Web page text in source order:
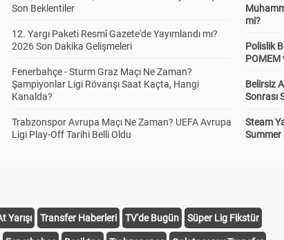
Son Beklentiler
12. Yargı Paketi Resmî Gazete'de Yayımlandı mı?
2026 Son Dakika Gelişmeleri
Fenerbahçe - Sturm Graz Maçı Ne Zaman?
Şampiyonlar Ligi Rövanşı Saat Kaçta, Hangi
Kanalda?
Trabzonspor Avrupa Maçı Ne Zaman? UEFA Avrupa
Ligi Play-Off Tarihi Belli Oldu
mi?
Polislik
POMEM
Belirsiz
Sonrası
Steam
Summer
Yarışı Transfer Haberleri TV'de Bugün Süper Lig Fikstür